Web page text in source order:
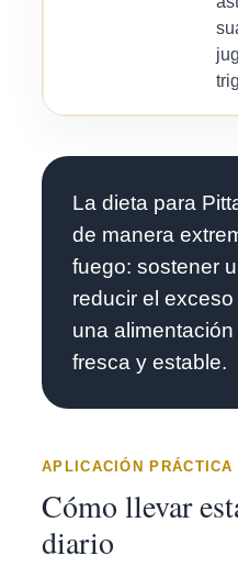
La dieta para
de manera
fuego: sostener
reducir el
una
fresca y estable.
APLICACIÓN PRÁCTICA
Cómo llevar
diario